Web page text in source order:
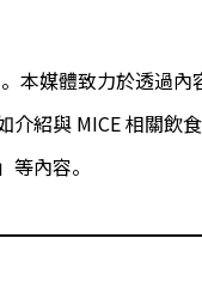
本媒體致力於透過
紹與 MICE 相關飲
內容。